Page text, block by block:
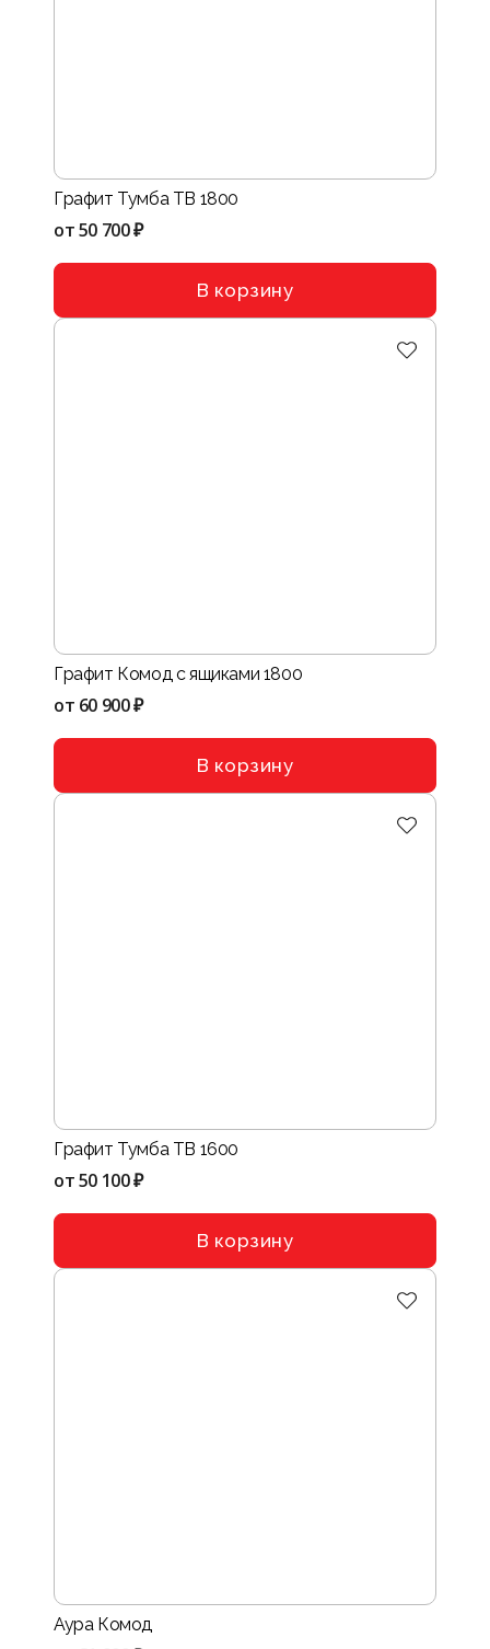
Графит Тумба ТВ 1800
от50 700 ₽
В корзину
Графит Комод с ящиками 1800
от 60 900 ₽
В корзину
Графит Тумба ТВ 1600
от50 100 ₽
В корзину
Аура Комод